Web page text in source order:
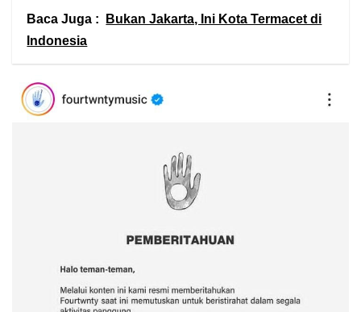
Baca Juga :
Bukan Jakarta, Ini Kota Termacet di
Indonesia